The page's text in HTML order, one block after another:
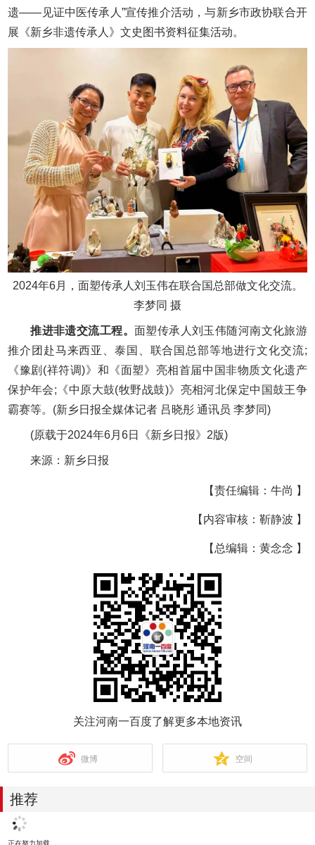
遗——见证中医传承人”宣传推介活动，与新乡市政协联合开
展《新乡非遗传承人》文史图书资料征集活动。
2024年6月，面塑传承人刘玉伟在联合国总部做文化交流。
李梦同 摄
推进非遗交流工程。 面塑传承人刘玉伟随河南文化旅游
推介团赴马来西亚、泰国、联合国总部等地进行文化交流;
《豫剧(祥符调)》和《面塑》亮相首届中国非物质文化遗产
保护年会;《中原大鼓(牧野战鼓)》亮相河北保定中国鼓王争
霸赛等。(新乡日报全媒体记者 吕晓彤 通讯员 李梦同)
(原载于2024年6月6日《新乡日报》2版)
来源：新乡日报
【责任编辑：牛尚 】
【内容审核：靳静波 】
【总编辑：黄念念 】
关注河南一百度了解更多本地资讯
微博 空间
推荐
正在努力加载...